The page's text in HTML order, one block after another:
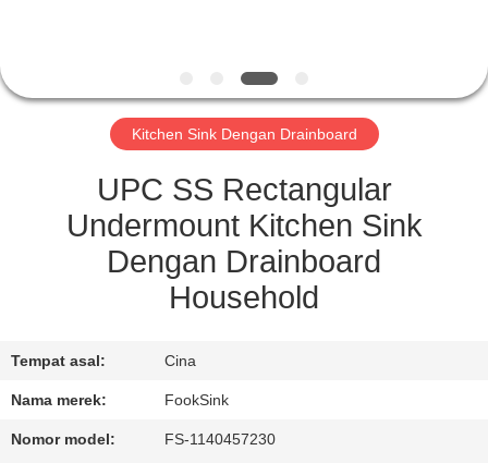
HUBUNGI
KAMI
PERMINTAAN
PENAWARAN
PRIVACY
POLICY
Kitchen Sink Dengan Drainboard
UPC SS Rectangular
Undermount Kitchen Sink
Dengan Drainboard
Household
Tempat asal: Cina
Nama merek: FookSink
Nomor model: FS-1140457230